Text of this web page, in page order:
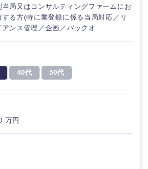
局又はコンサルティングファームにお
る方(特に業登録に係る当局対応／リ
ンス管理／企画／バックオ...
40代 50代
万円